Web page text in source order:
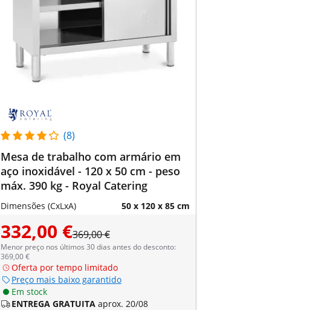
(8)
Mesa de trabalho com armário em
aço inoxidável - 120 x 50 cm - peso
máx. 390 kg - Royal Catering
Dimensões (CxLxA) 50 x 120 x 85 cm
332,00 €369,00 €
Menor preço nos últimos 30 dias antes do desconto:
369,00 €
Oferta por tempo limitado
Preço mais baixo garantido
Em stock
ENTREGA GRATUITA aprox. 20/08